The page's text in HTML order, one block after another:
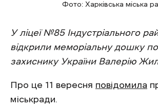
Фото: Харківська міська
У ліцеї №85 Індустріального
відкрили меморіальну дошку
захиснику України Валерію
Про це 11 вересня повідомила
міськради.